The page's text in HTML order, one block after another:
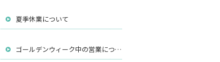
夏季休業について
ゴールデンウィーク中の営業について